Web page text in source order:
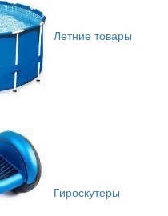
Летние товары
Гироскутеры